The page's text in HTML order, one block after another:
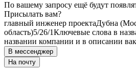
По вашему запросу ещё будут
Присылать вам?
главный инженер проектаДубна
область)5/26/1Ключевые слова в
названии компании и в описании
В мессенджер
На почту